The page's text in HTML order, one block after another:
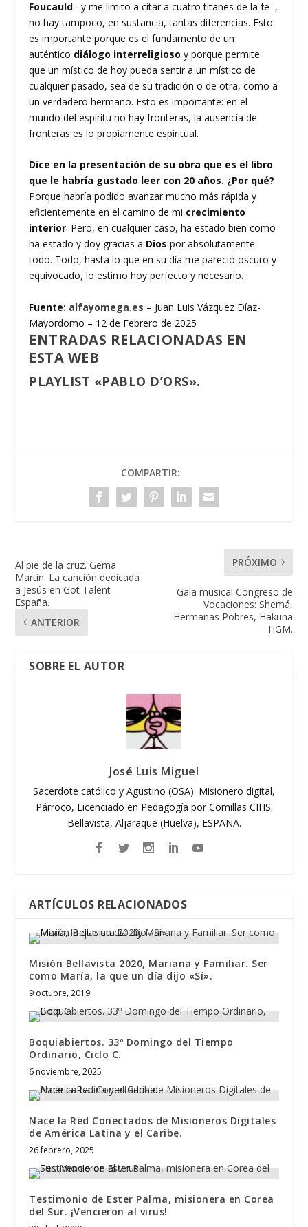
Foucauld –y me limito a citar a cuatro titanes de la fe–,
no hay tampoco, en sustancia, tantas diferencias. Esto
es importante porque es el fundamento de un
auténtico diálogo interreligioso y porque permite
que un místico de hoy pueda sentir a un místico de
cualquier pasado, sea de su tradición o de otra, como a
un verdadero hermano. Esto es importante: en el
mundo del espíritu no hay fronteras, la ausencia de
fronteras es lo propiamente espiritual.
Dice en la presentación de su obra que es el libro
que le habría gustado leer con 20 años. ¿Por qué?
Porque habría podido avanzar mucho más rápida y
eficientemente en el camino de mi crecimiento
interior. Pero, en cualquier caso, ha estado bien como
ha estado y doy gracias a Dios por absolutamente
todo. Todo, hasta lo que en su día me pareció oscuro y
equivocado, lo estimo hoy perfecto y necesario.
Fuente: alfayomega.es – Juan Luis Vázquez Díaz-
Mayordomo – 12 de Febrero de 2025
ENTRADAS RELACIONADAS EN
ESTA WEB
PLAYLIST «PABLO D’ORS».
COMPARTIR:
Al pie de la cruz. Gema
Martín. La canción dedicada
a Jesús en Got Talent
España.
ANTERIOR
PRÓXIMO
Gala musical Congreso de
Vocaciones: Shemá,
Hermanas Pobres, Hakuna
HGM.
SOBRE EL AUTOR
José Luis Miguel
Sacerdote católico y Agustino (OSA). Misionero digital,
Párroco, Licenciado en Pedagogía por Comillas CIHS.
Bellavista, Aljaraque (Huelva), ESPAÑA.
ARTÍCULOS RELACIONADOS
Misión Bellavista 2020, Mariana y Familiar. Ser
como María, la que un día dijo «Sí».
9 octubre, 2019
Boquiabiertos. 33º Domingo del Tiempo
Ordinario, Ciclo C.
6 noviembre, 2025
Nace la Red Conectados de Misioneros Digitales
de América Latina y el Caribe.
26 febrero, 2025
Testimonio de Ester Palma, misionera en Corea
del Sur. ¡Vencieron al virus!